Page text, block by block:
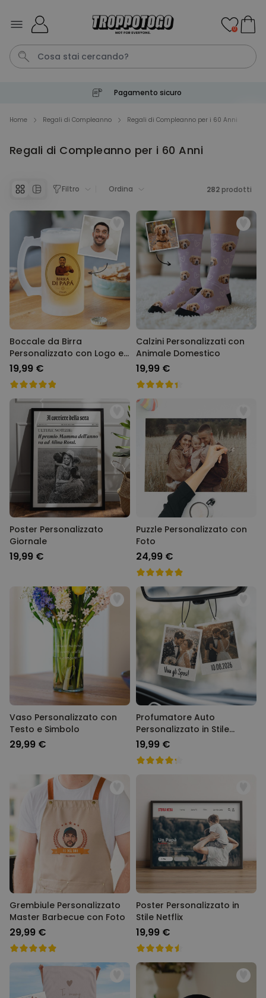
Personalizzabile
Comprato
più di 71.100
Personalizzabile
Grembiule Personalizzato
Master Barbecue con Foto
Comprato
più di 2.500
volte
29,99 €
Personalizzabile
Bicchiere da Gin
Personalizzato con Testo
Comprato
più di 9.900
volte
19,99 €
Calzini Personalizzati con
Animale Domestico
19,99 €
Personalizzabile
Telo Mare Personalizzato in
Stile Fumetto
Comprato
più di 1.200
volte
34,99 €
0
Pagamento sicuro
Home Regali di Compleanno Regali di Compleanno per i 60 Anni
Regali di Compleanno per i 60 Anni
Filtro Ordina 282 prodotti
Boccale da Birra
Personalizzato con Logo e
Faccia
19,99 €
Calzini Personalizzati con
Animale Domestico
19,99 €
Poster Personalizzato
Giornale
19,99 €
Puzzle Personalizzato con
Foto
24,99 €
Vaso Personalizzato con
Testo e Simbolo
29,99 €
Profumatore Auto
Personalizzato in Stile
Polaroid Set da 2
19,99 €
Grembiule Personalizzato
Master Barbecue con Foto
29,99 €
Poster Personalizzato in
Stile Netflix
19,99 €